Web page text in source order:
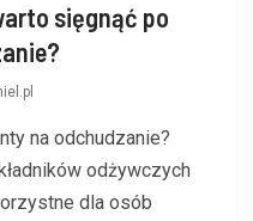
sięgnąć po
na odchudzanie?
odżywczych
dla osób